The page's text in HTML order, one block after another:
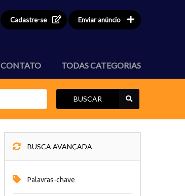
Cadastre-se Enviar anúncio
CONTATO TODAS CATEGORIAS
BUSCAR
BUSCA AVANÇADA
Palavras-chave